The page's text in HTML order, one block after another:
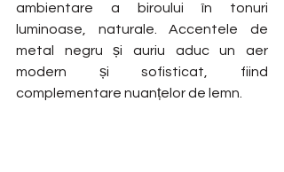
ambientare a biroului în tonuri
luminoase, naturale. Accentele de
metal negru și auriu aduc un aer
modern și sofisticat, fiind
complementare nuanțelor de lemn.